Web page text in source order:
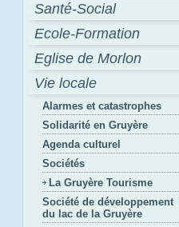
Santé-Social
Ecole-Formation
Eglise de Morlon
Vie locale
Alarmes et catastrophes
Solidarité en Gruyère
Agenda culturel
Sociétés
La Gruyère Tourisme
Société de développement
du lac de la Gruyère